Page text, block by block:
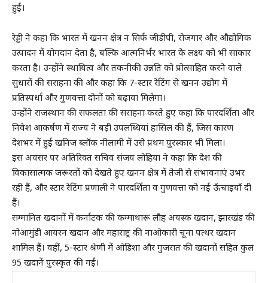
हुई।
रेड्डी ने कहा कि भारत में खनन क्षेत्र न सिर्फ जीडीपी, रोजगार और औद्योगिक
उत्पादन में योगदान देता है, बल्कि आत्मनिर्भर भारत के लक्ष्य को भी साकार
करता है। उन्होंने स्थायित्व और तकनीकी उन्नति को प्रोत्साहित करने वाले
सुधारों की सराहना की और कहा कि 7-स्टार रेटिंग से खनन उद्योग में
प्रतिस्पर्धा और गुणवत्ता दोनों को बढ़ावा मिलेगा।
उन्होंने राजस्थान की सफलता की सराहना करते हुए कहा कि पारदर्शिता और
निवेश आकर्षण में राज्य ने बड़ी उपलब्धियां हासिल की हैं, जिस कारण
देशभर में हुई खनिज ब्लॉक नीलामी में उसे प्रथम पुरस्कार भी मिला।
इस अवसर पर अतिरिक्त सचिव संजय लोहिया ने कहा कि देश की
विकासात्मक जरूरतों को देखते हुए खनन क्षेत्र में तेजी से संभावनाएं उभर
रही हैं, और स्टार रेटिंग प्रणाली ने पारदर्शिता व गुणवत्ता को नई ऊँचाइयाँ दी
हैं।
सम्मानित खदानों में कर्नाटक की कम्माथारू लौह अयस्क खदान, झारखंड की
नोआमुंडी आयरन खदान और महाराष्ट्र की नाओकारी चूना पत्थर खदान
शामिल हैं। वहीं, 5-स्टार श्रेणी में ओडिशा और गुजरात की खदानों सहित कुल
95 खदानें पुरस्कृत की गईं।